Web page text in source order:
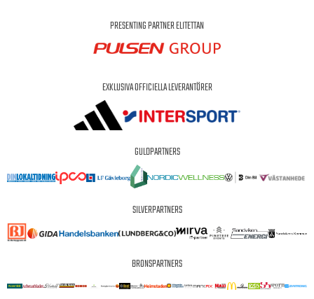
PRESENTING PARTNER ELITETTAN
EXKLUSIVA OFFICIELLA LEVERANTÖRER
GULDPARTNERS
SILVERPARTNERS
BRONSPARTNERS